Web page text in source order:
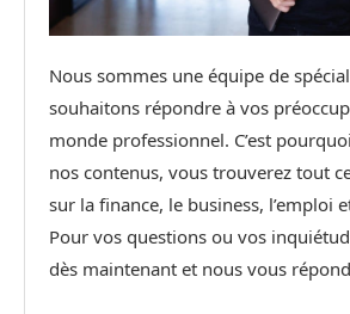
Nous sommes une équipe de
souhaitons répondre à vos
monde professionnel. C’est
nos contenus, vous trouverez tout
sur la finance, le business, l’emploi
Pour vos questions ou vos
dès maintenant et nous vous